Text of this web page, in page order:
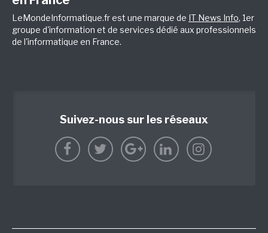
LeMondeInformatique.fr est une marque de IT News Info, 1er
groupe d'information et de services dédié aux professionnels
de l'informatique en France.
Suivez-nous sur les réseaux